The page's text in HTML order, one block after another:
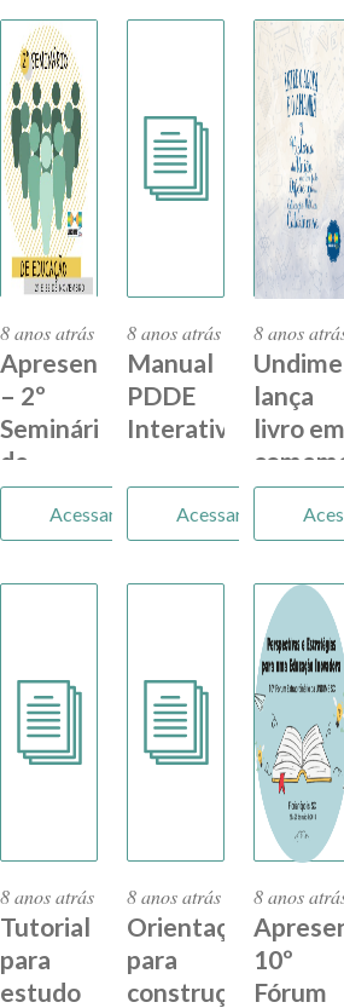
ORDINÁRIO
DA
UNDIME/SC
8 anos atrás
Apresentações
– 2º
Seminário
de
Educação
Acessar
8 anos atrás
Manual
PDDE
Interativo
Acessar
8 anos
Undime
lança
livro em
aos 30
anos de
em
Santa
Catarina
8 anos atrás
Tutorial
para
estudo
8 anos atrás
Orientações
para
construção
8 anos
10º
Fórum